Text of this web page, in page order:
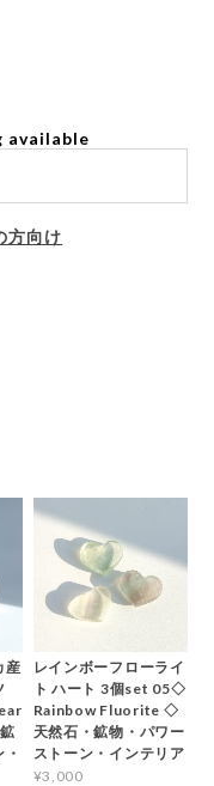
available
方向け
産
レインボーフローライ
ト ハート 3個set 05◇
Rainbow Fluorite ◇
天然石・鉱物・パワー
ストーン・インテリア
¥3,000